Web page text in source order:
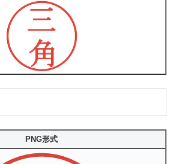
PNG形式